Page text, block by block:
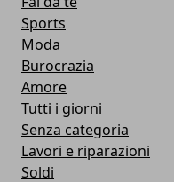
Sports
Moda
Burocrazia
Amore
Tutti i giorni
Senza categoria
Lavori e riparazioni
Soldi